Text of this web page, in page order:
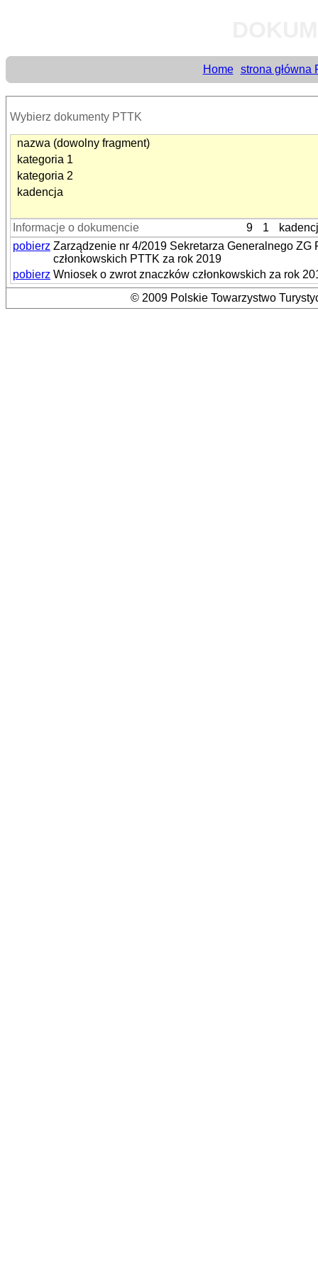
Home strona główna
Wybierz dokumenty PTTK
nazwa (dowolny fragment)
kategoria 1
kategoria 2
kadencja
Informacje o dokumencie 9 1
pobierz Zarządzenie nr 4/2019 Sekretarza Generalnego
członkowskich PTTK za rok 2019
pobierz Wniosek o zwrot znaczków członkowskich za rok
© 2009 Polskie Towarzystwo